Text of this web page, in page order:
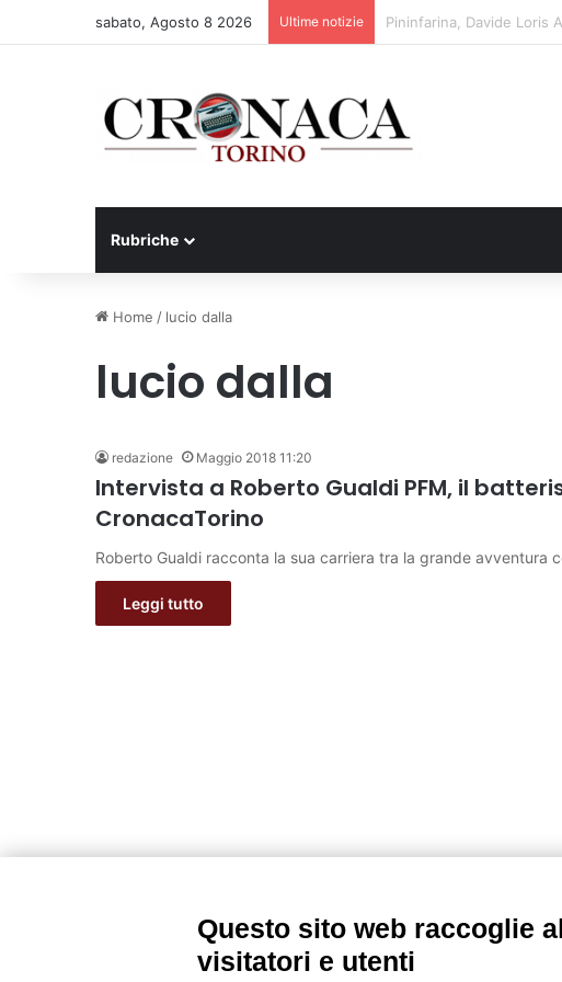
sabato, Agosto 8 2026 Ultime notizie Cesana Torinese: il
Rubriche
Home / lucio dalla
lucio dalla
redazione Maggio 2018 11:20
Intervista a Roberto Gualdi PFM, il
CronacaTorino
Roberto Gualdi racconta la sua carriera tra la grande avventura
Leggi tutto
Questo sito web raccoglie
visitatori e utenti